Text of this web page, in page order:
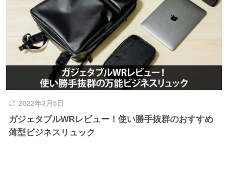
2022年3月5日
ガジェタブルWRレビュー！使い勝手抜群のおすすめ
薄型ビジネスリュック